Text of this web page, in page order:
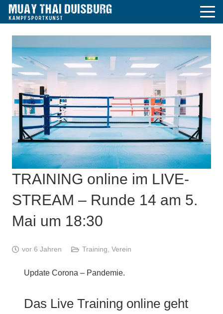
TRAINING online im LIVE-
STREAM – Runde 14 am 5.
Mai um 18:30
vor 6 Jahren Training Verein
Update Corona – Pandemie.
Das Live Training online geht